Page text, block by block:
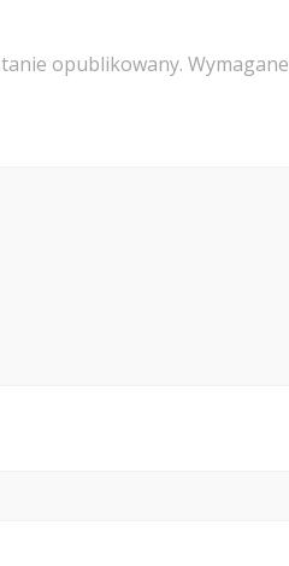
opublikowany.